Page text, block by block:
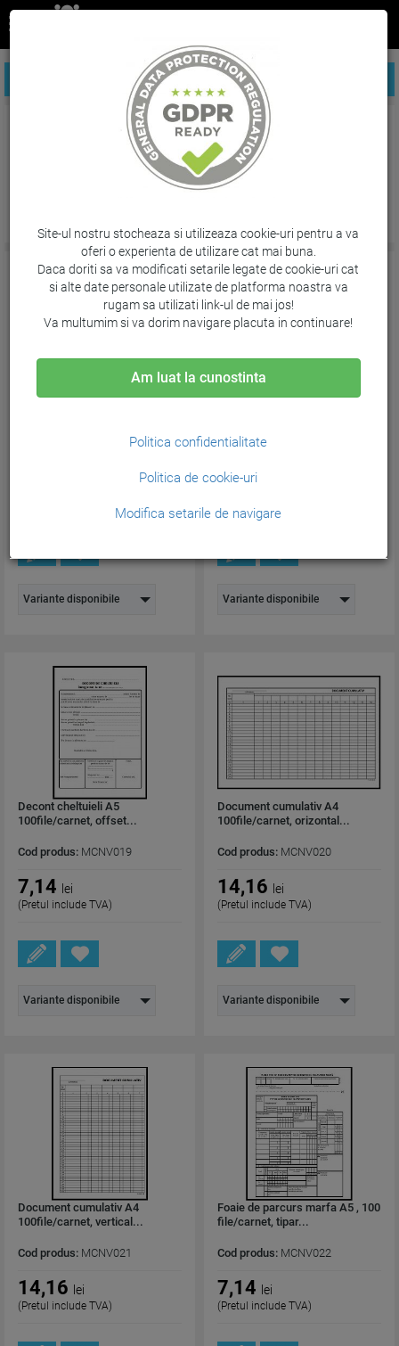
FILTREAZA PRODUSE
Tipizate nepersonalizate
TP000039
Variante disponibile
Cod produs:
14,16
Variante disponibile
Decont cheltuieli A5
100file/carnet, offset...
Cod produs: MCNV019
7,14 lei
(Pretul include TVA)
Variante disponibile
Document cumulativ A4
100file/carnet, orizontal...
Cod produs: MCNV020
14,16 lei
(Pretul include TVA)
Variante disponibile
Document cumulativ A4
100file/carnet, vertical...
Cod produs: MCNV021
14,16 lei
(Pretul include TVA)
Foaie de parcurs marfa A5 , 100
file/carnet, tipar...
Cod produs: MCNV022
7,14 lei
(Pretul include TVA)
Site-ul nostru stocheaza si utilizeaza cookie-uri pentru a va
oferi o experienta de utilizare cat mai buna.
Daca doriti sa va modificati setarile legate de cookie-uri cat
si alte date personale utilizate de platforma noastra va
rugam sa utilizati link-ul de mai jos!
Va multumim si va dorim navigare placuta in continuare!
Am luat la cunostinta
Politica confidentialitate
Politica de cookie-uri
Modifica setarile de navigare